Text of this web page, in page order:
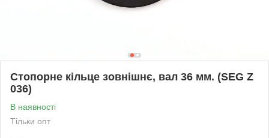
Стопорне кільце зовнішнє, вал 36 мм. (SEG Z
036)
В наявності
Тільки опт